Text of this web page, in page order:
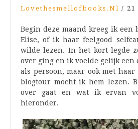
Lovethesmellofbooks.nl /
Begin deze maand kreeg ik
Elise, of ik haar feelgood
wilde lezen. In het kort legde
over ging en ik voelde gelijk een
als persoon, maar ook met haar
blogtour mocht ik hem lezen.
over gaat en wat ik ervan
hieronder.